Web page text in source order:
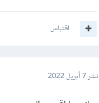
اقتباس
نشر7 أبريل 2022